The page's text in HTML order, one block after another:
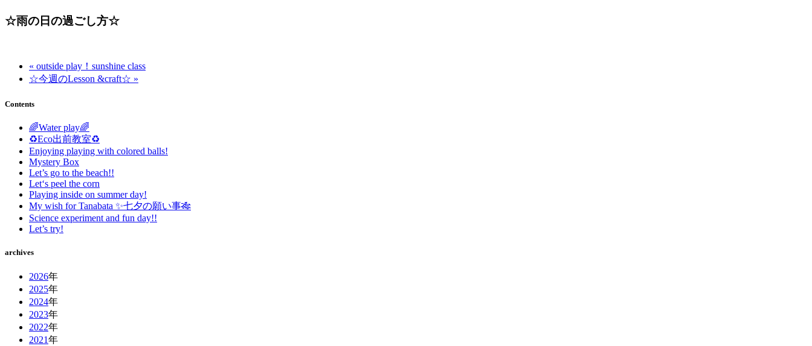
☆雨の日の過ごし方☆
« outside play！sunshine class
☆今週のLesson &craft☆ »
Contents
🌈Water play🌈
♻️Eco出前教室♻️
Enjoying playing with colored balls!
Mystery Box
Let’s go to the beach!!
Let‘s peel the corn
Playing inside on summer day!
My wish for Tanabata ✨七夕の願い事🎋
Science experiment and fun day!!
Let’s try!
archives
2026年
2025年
2024年
2023年
2022年
2021年